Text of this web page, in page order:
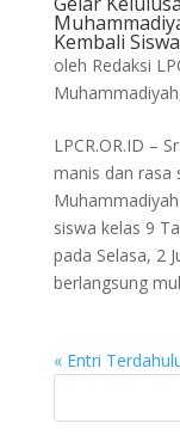
Kembali
oleh Redaksi
Muhammadiyah
LPCR.OR.ID –
manis dan rasa
siswa kelas 9
pada Selasa, 2
berlangsung
« Entri